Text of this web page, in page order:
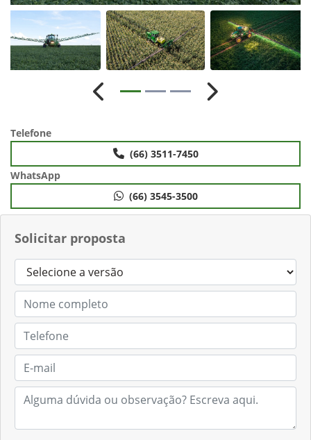
Solicitar proposta
Anterior Próximo
Telefone
(66) 3511-7450
WhatsApp
(66) 3545-3500